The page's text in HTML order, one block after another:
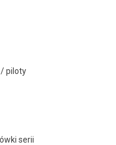
piloty
serii